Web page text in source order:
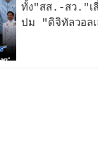
ทั้ง"สส.-สว."เสี่
ปม "ดิจิทัลวอล